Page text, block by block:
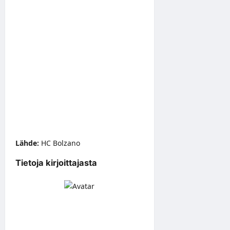
Lähde: HC Bolzano
Tietoja kirjoittajasta